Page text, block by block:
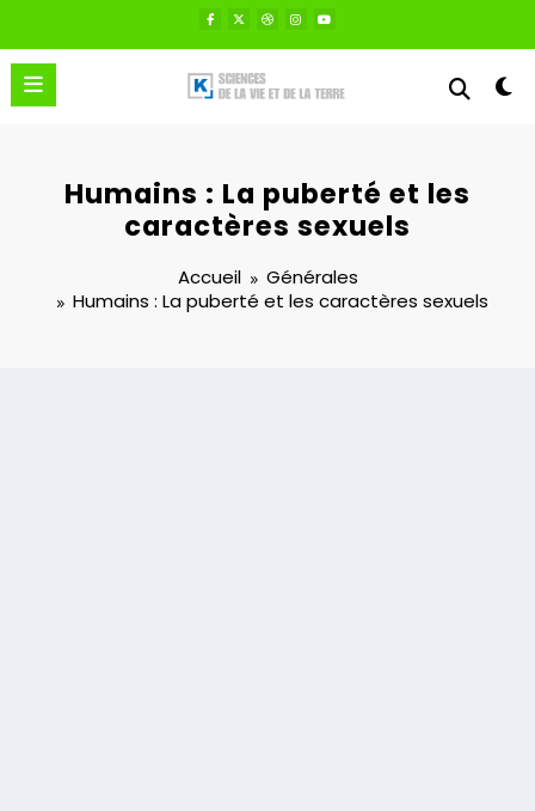
contenu
Humains : La puberté et les
caractères sexuels
Accueil
Générales
Humains : La puberté et les caractères sexuels